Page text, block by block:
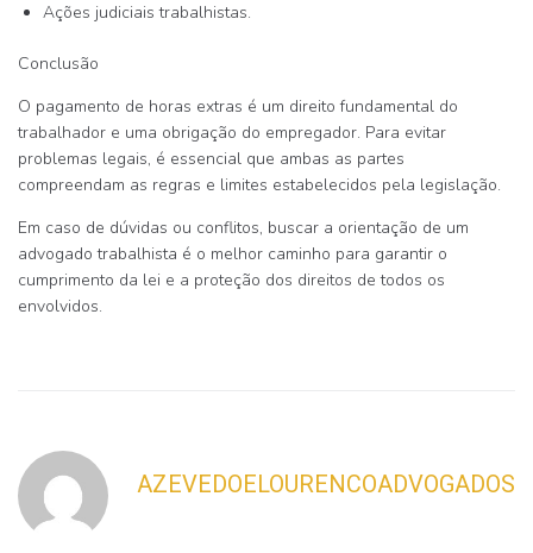
Ações judiciais trabalhistas.
Conclusão
O pagamento de horas extras é um direito fundamental do
trabalhador e uma obrigação do empregador. Para evitar
problemas legais, é essencial que ambas as partes
compreendam as regras e limites estabelecidos pela legislação.
Em caso de dúvidas ou conflitos, buscar a orientação de um
advogado trabalhista é o melhor caminho para garantir o
cumprimento da lei e a proteção dos direitos de todos os
envolvidos.
AZEVEDOELOURENCOADVOGADOS